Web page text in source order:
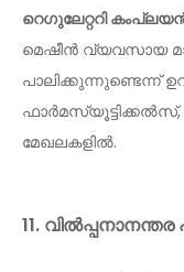
റെഗുലേറ്ററി
മെഷീൻ വ്യവസായ
പാലിക്കുന്നുണ്ടെന്ന്
മേഖലകളിൽ.
11.